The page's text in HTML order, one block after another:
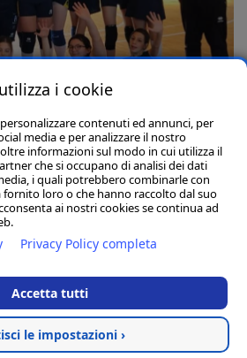
Rapagnanese 1986
Segui su Facebook
C.C.I.A.A. 02462480449 - Cap. Soc. €
info@recongroup.it
- Sede legale: Via
i cookie
contenuti ed annunci, per
media e per analizzare il nostro
informazioni sul modo in cui utilizza il
che si occupano di analisi dei dati
i quali potrebbero combinarle con
loro o che hanno raccolto dal suo
ai nostri cookies se continua ad
Privacy Policy completa
Accetta tutti
le impostazioni ›